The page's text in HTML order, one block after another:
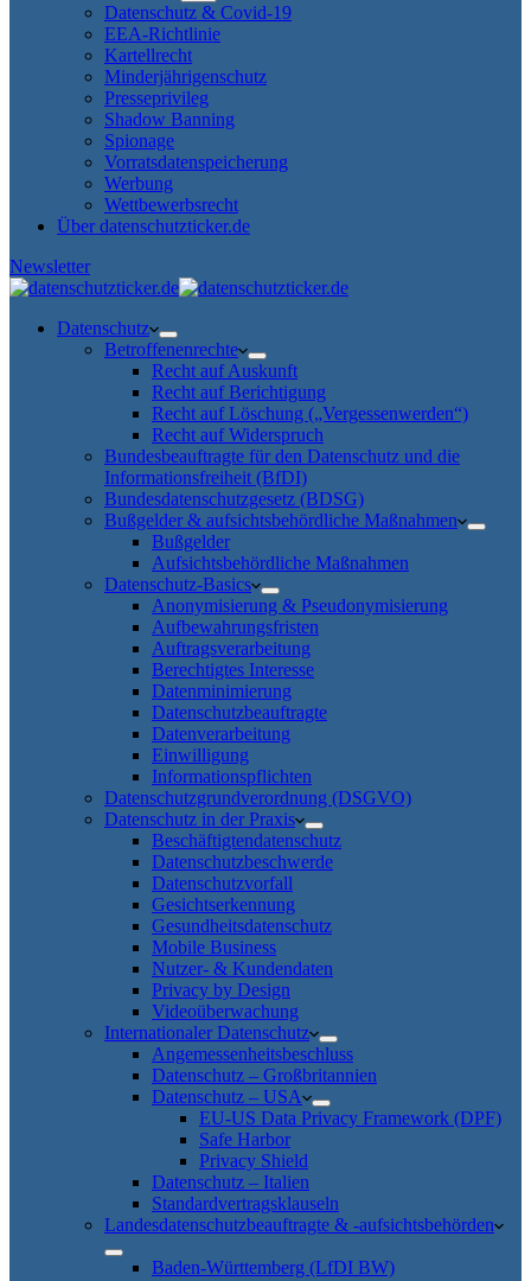
Datenschutz & Covid-19
EEA-Richtlinie
Kartellrecht
Minderjährigenschutz
Presseprivileg
Shadow Banning
Spionage
Vorratsdatenspeicherung
Werbung
Wettbewerbsrecht
Über datenschutzticker.de
Newsletter
Datenschutz
Betroffenenrechte
Recht auf Auskunft
Recht auf Berichtigung
Recht auf Löschung („Vergessenwerden“)
Recht auf Widerspruch
Bundesbeauftragte für den Datenschutz und die
Informationsfreiheit (BfDI)
Bundesdatenschutzgesetz (BDSG)
Bußgelder & aufsichtsbehördliche Maßnahmen
Bußgelder
Aufsichtsbehördliche Maßnahmen
Datenschutz-Basics
Anonymisierung & Pseudonymisierung
Aufbewahrungsfristen
Auftragsverarbeitung
Berechtigtes Interesse
Datenminimierung
Datenschutzbeauftragte
Datenverarbeitung
Einwilligung
Informationspflichten
Datenschutzgrundverordnung (DSGVO)
Datenschutz in der Praxis
Beschäftigtendatenschutz
Datenschutzbeschwerde
Datenschutzvorfall
Gesichtserkennung
Gesundheitsdatenschutz
Mobile Business
Nutzer- & Kundendaten
Privacy by Design
Videoüberwachung
Internationaler Datenschutz
Angemessenheitsbeschluss
Datenschutz – Großbritannien
Datenschutz – USA
EU-US Data Privacy Framework (DPF)
Safe Harbor
Privacy Shield
Datenschutz – Italien
Standardvertragsklauseln
Landesdatenschutzbeauftragte & -aufsichtsbehörden
Baden-Württemberg (LfDI BW)